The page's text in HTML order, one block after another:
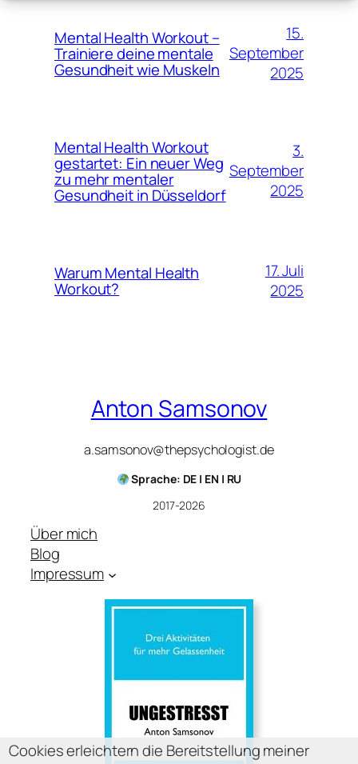
Mental Health Workout –
Trainiere deine mentale
Gesundheit wie Muskeln
15.
September
2025
Mental Health Workout
gestartet: Ein neuer Weg
zu mehr mentaler
Gesundheit in Düsseldorf
3.
September
2025
Warum Mental Health
Workout?
17. Juli
2025
Anton Samsonov
a.samsonov@thepsychologist.de
Sprache: DE | EN | RU
2017-2026
Über mich
Blog
Impressum
Cookies erleichtern die Bereitstellung meiner